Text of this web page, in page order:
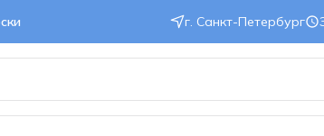
г. Санкт-Петербург